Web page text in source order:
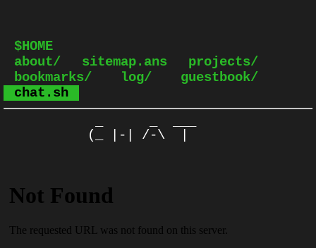
$HOME
about/
sitemap.ans
projects/
bookmarks/
log/
guestbook/
chat.sh
(_ |-| /-\  |